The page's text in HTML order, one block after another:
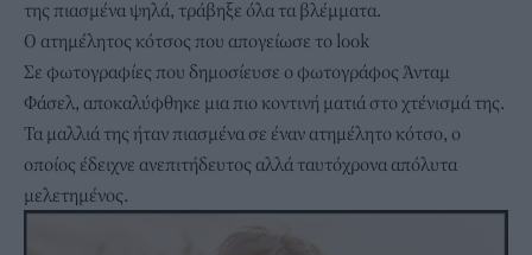
της πιασμένα ψηλά, τράβηξε όλα τα βλέμματα.
Ο ατημέλητος κότσος που απογείωσε το look
Σε φωτογραφίες που δημοσίευσε ο φωτογράφος Άνταμ
Φάσελ, αποκαλύφθηκε μια πιο κοντινή ματιά στο χτένισμά της.
Τα μαλλιά της ήταν πιασμένα σε έναν ατημέλητο κότσο, ο
οποίος έδειχνε ανεπιτήδευτος αλλά ταυτόχρονα απόλυτα
μελετημένος.